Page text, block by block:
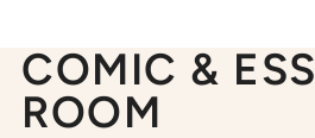
COMIC &
ROOM